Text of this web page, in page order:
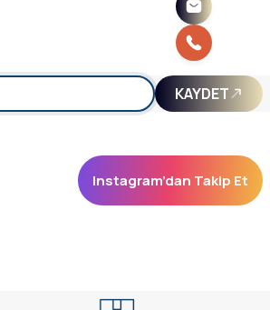
KAYDET
Instagram’dan Takip Et